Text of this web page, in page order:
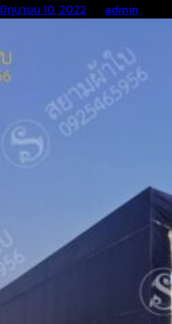
มิถุนายน 10, 2022 admin